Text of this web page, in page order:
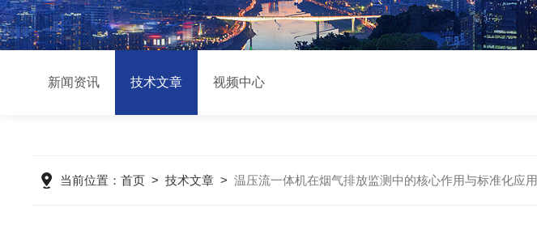
新闻资讯 技术文章 视频中心
当前位置：首页 >技术文章 >温压流一体机在烟气排放监测中的核心作用与标准化应用